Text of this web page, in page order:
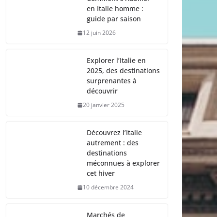
en Italie homme :
guide par saison
12 juin 2026
Explorer l’Italie en
2025, des destinations
surprenantes à
découvrir
20 janvier 2025
Découvrez l’Italie
autrement : des
destinations
méconnues à explorer
cet hiver
10 décembre 2024
Marchés de